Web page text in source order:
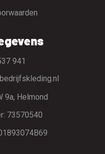
941
9a, Helmond
73570540